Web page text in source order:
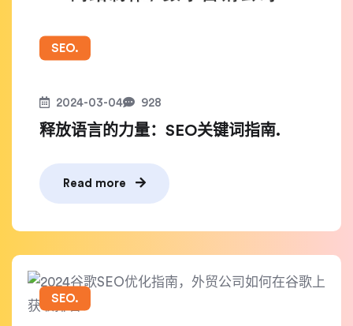
SEO.
2024-03-04 928
释放语言的力量：SEO关键词指南.
Read more
SEO.